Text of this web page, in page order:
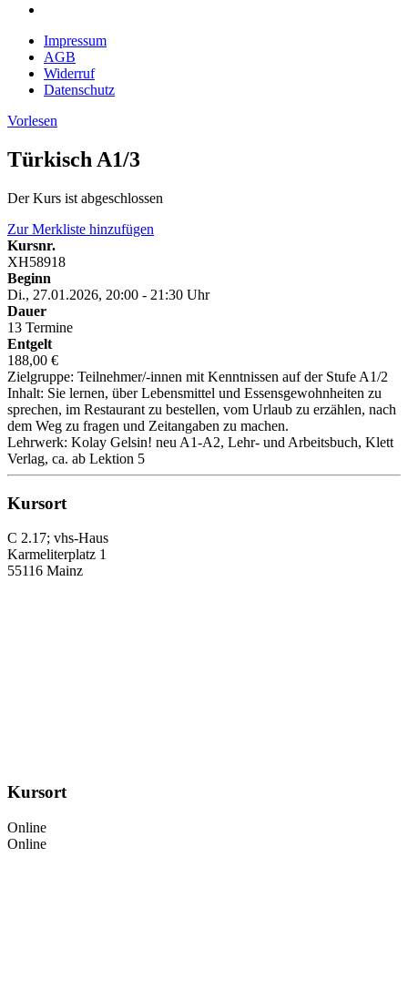
Impressum
AGB
Widerruf
Datenschutz
Vorlesen
Türkisch A1/3
Der Kurs ist abgeschlossen
Zur Merkliste hinzufügen
Kursnr.
XH58918
Beginn
Di., 27.01.2026, 20:00 - 21:30 Uhr
Dauer
13 Termine
Entgelt
188,00 €
Zielgruppe: Teilnehmer/-innen mit Kenntnissen auf der Stufe A1/2
Inhalt: Sie lernen, über Lebensmittel und Essensgewohnheiten zu
sprechen, im Restaurant zu bestellen, vom Urlaub zu erzählen, nach
dem Weg zu fragen und Zeitangaben zu machen.
Lehrwerk: Kolay Gelsin! neu A1-A2, Lehr- und Arbeitsbuch, Klett
Verlag, ca. ab Lektion 5
Kursort
C 2.17; vhs-Haus
Karmeliterplatz 1
55116 Mainz
Kursort
Online
Online